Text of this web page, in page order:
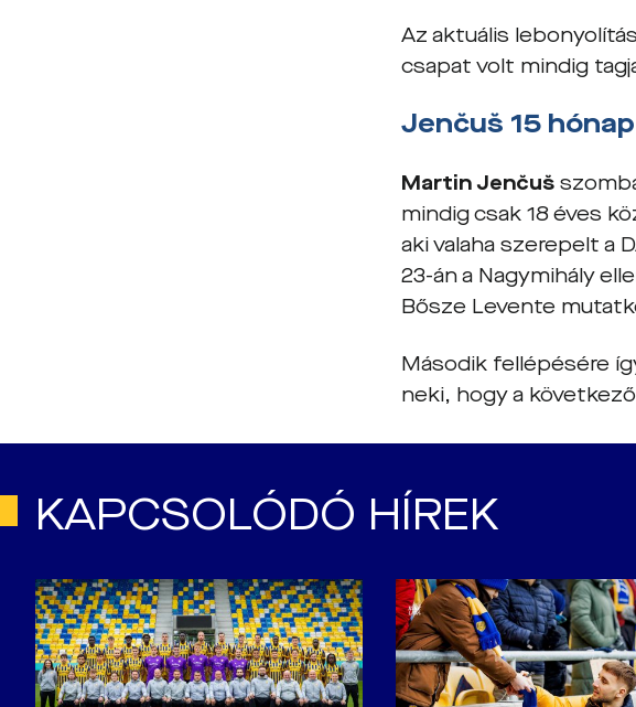
Az aktuális
csapat volt mindig
Jenčuš 15
Martin Jenčuš
mindig csak 18 éves
aki valaha szerepelt a
23-án a Nagymihály
Bősze Levente
Második fellépésére
neki, hogy a
KAPCSOLÓDÓ HÍREK